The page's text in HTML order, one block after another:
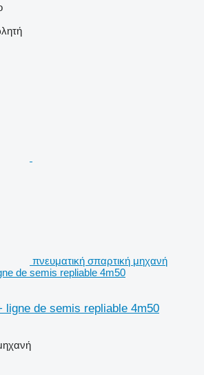
πνευματική σπαρτική μηχανή
de semis repliable 4m50
ligne de semis repliable 4m50